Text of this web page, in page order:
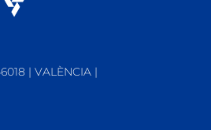
| VALÈNCIA |